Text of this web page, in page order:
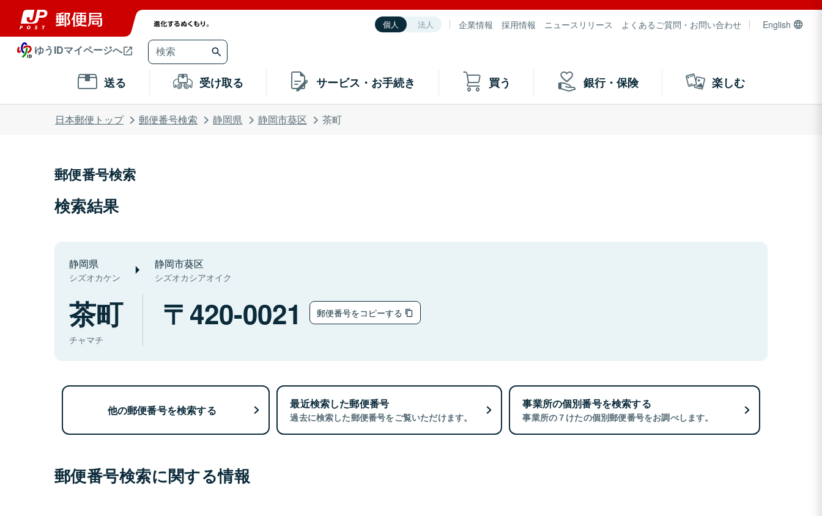
個人 法人 企業情報 採用情報 ニュースリリース よくあるご質問・お問い合わせ English
ゆうIDマイページへ
送る 受け取る サービス・お手続き 買う 銀行・保険 楽しむ
日本郵便トップ 郵便番号検索 静岡県 静岡市葵区 茶町
郵便番号検索
検索結果
静岡県
シズオカケン
静岡市葵区
シズオカシアオイク
茶町
チャマチ
420-0021 郵便番号をコピーする
他の郵便番号を検索する 最近検索した郵便番号
過去に検索した郵便番号をご覧いただけます。
事業所の個別番号を検索する
事業所の７けたの個別郵便番号をお調べします。
郵便番号検索に関する情報